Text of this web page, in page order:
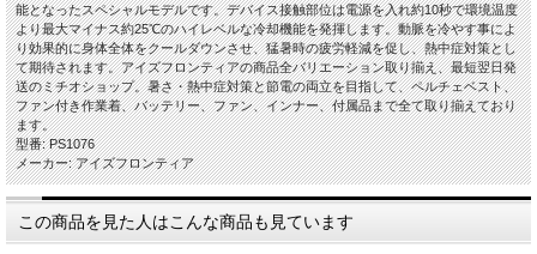
能となったスペシャルモデルです。デバイス接触部位は電源を入れ約10秒で環境温度
より最大マイナス約25℃のハイレベルな冷却機能を発揮します。動脈を冷やす事によ
り効果的に身体全体をクールダウンさせ、猛暑時の疲労軽減を促し、熱中症対策とし
て期待されます。アイズフロンティアの商品全バリエーション取り揃え、最短翌日発
送のミチオショップ。暑さ・熱中症対策と節電の両立を目指して、ペルチェベスト、
ファン付き作業着、バッテリー、ファン、インナー、付属品まで全て取り揃えており
ます。
型番: PS1076
メーカー: アイズフロンティア
この商品を見た人はこんな商品も見ています